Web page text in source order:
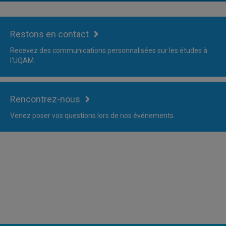
Restons en contact
Recevez des communications personnalisées sur les études à
l'UQAM.
Rencontrez-nous
Venez poser vos questions lors de nos événements.